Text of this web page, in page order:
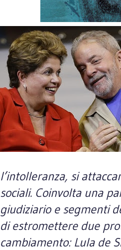
l’intolleranza, si
sociali. Coinvolta una
giudiziario e segmenti
di estromettere due
cambiamento: Lula de